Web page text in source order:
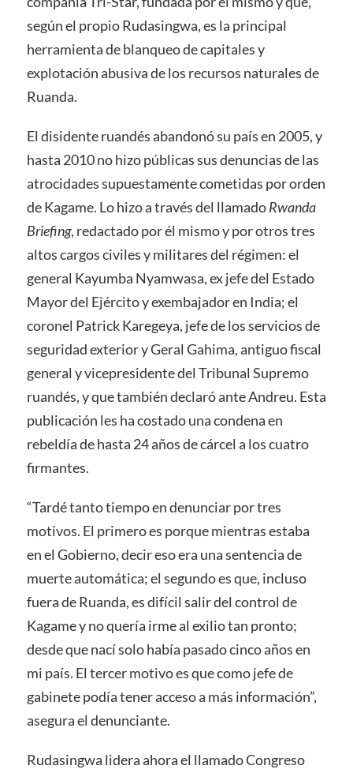
según el propio Rudasingwa, es la principal
herramienta de blanqueo de capitales y
explotación abusiva de los recursos naturales de
Ruanda.
El disidente ruandés abandonó su país en 2005, y
hasta 2010 no hizo públicas sus denuncias de las
atrocidades supuestamente cometidas por orden
de Kagame. Lo hizo a través del llamadoRwanda
Briefing, redactado por él mismo y por otros tres
altos cargos civiles y militares del régimen: el
general Kayumba Nyamwasa, ex jefe del Estado
Mayor del Ejército y exembajador en India; el
coronel Patrick Karegeya, jefe de los servicios de
seguridad exterior y Geral Gahima, antiguo fiscal
general y vicepresidente del Tribunal Supremo
ruandés, y que también declaró ante Andreu. Esta
publicación les ha costado una condena en
rebeldía de hasta 24 años de cárcel a los cuatro
firmantes.
“Tardé tanto tiempo en denunciar por tres
motivos. El primero es porque mientras estaba
en el Gobierno, decir eso era una sentencia de
muerte automática; el segundo es que, incluso
fuera de Ruanda, es difícil salir del control de
Kagame y no quería irme al exilio tan pronto;
desde que nací solo había pasado cinco años en
mi país. El tercer motivo es que como jefe de
gabinete podía tener acceso a más información”,
asegura el denunciante.
Rudasingwa lidera ahora el llamado Congreso